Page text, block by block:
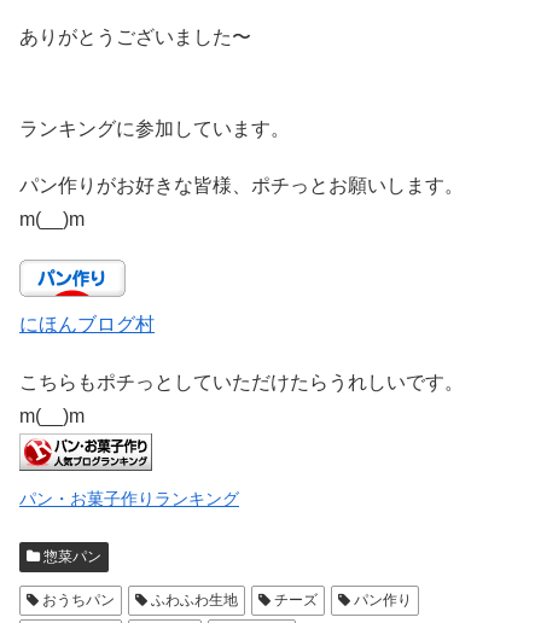
ありがとうございました〜
ランキングに参加しています。
パン作りがお好きな皆様、ポチっとお願いします。
m(__)m
にほんブログ村
こちらもポチっとしていただけたらうれしいです。
m(__)m
パン・お菓子作りランキング
惣菜パン
おうちパン ふわふわ生地 チーズ
パン作り